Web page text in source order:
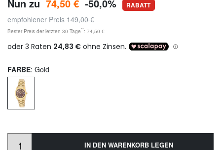
Nun zu 74,50 € -50,0% RABATT
empfohlener Preis 149,00 €
Bester Preis der letzten 30 Tage**: 74,50 €
FARBE: Gold
IN DEN WARENKORB LEGEN